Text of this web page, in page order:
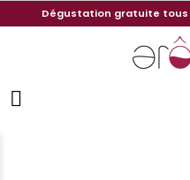
Dégustation gratuite tous